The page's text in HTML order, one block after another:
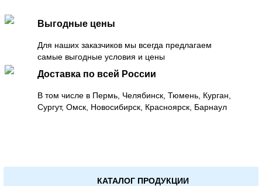
Выгодные цены
Для наших заказчиков мы всегда предлагаем
самые выгодные условия и цены
Доставка по всей России
В том числе в Пермь, Челябинск, Тюмень, Курган,
Сургут, Омск, Новосибирск, Красноярск, Барнаул
КАТАЛОГ ПРОДУКЦИИ